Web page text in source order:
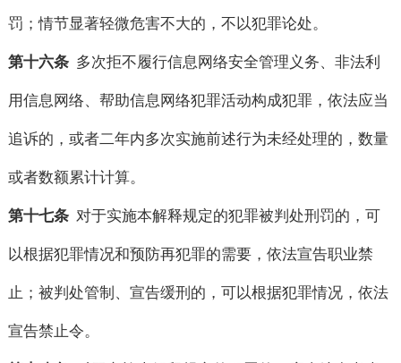
罚；情节显著轻微危害不大的，不以犯罪论处。
第十六条 多次拒不履行信息网络安全管理义务、非法利
用信息网络、帮助信息网络犯罪活动构成犯罪，依法应当
追诉的，或者二年内多次实施前述行为未经处理的，数量
或者数额累计计算。
第十七条 对于实施本解释规定的犯罪被判处刑罚的，可
以根据犯罪情况和预防再犯罪的需要，依法宣告职业禁
止；被判处管制、宣告缓刑的，可以根据犯罪情况，依法
宣告禁止令。